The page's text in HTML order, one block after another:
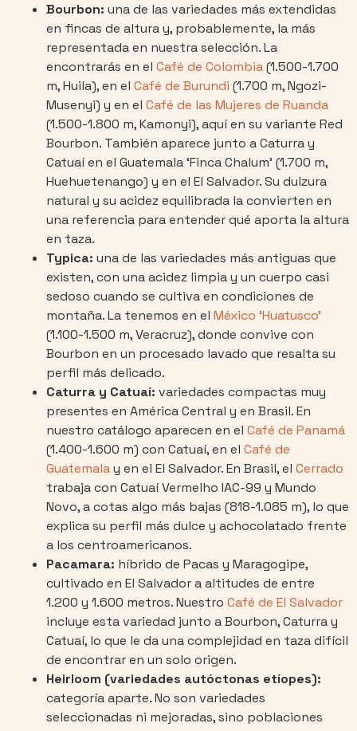
Bourbon: una de las variedades más extendidas
en fincas de altura y, probablemente, la más
representada en nuestra selección. La
encontrarás en el Café de Colombia(1.500-1.700
m, Huila), en el Café de Burundi (1.700 m, Ngozi-
Musenyi) y en el Café de las Mujeres de Ruanda
(1.500-1.800 m, Kamonyi), aquí en su variante Red
Bourbon. También aparece junto a Caturra y
Catuaí en el Guatemala ‘Finca Chalum’ (1.700 m,
Huehuetenango) y en el El Salvador. Su dulzura
natural y su acidez equilibrada la convierten en
una referencia para entender qué aporta la altura
en taza.
Typica: una de las variedades más antiguas que
existen, con una acidez limpia y un cuerpo casi
sedoso cuando se cultiva en condiciones de
montaña. La tenemos en el México ‘Huatusco’
(1.100-1.500 m, Veracruz), donde convive con
Bourbon en un procesado lavado que resalta su
perfil más delicado.
Caturra y Catuaí: variedades compactas muy
presentes en América Central y en Brasil. En
nuestro catálogo aparecen en el Café de Panamá
(1.400-1.600 m) con Catuaí, en el Café de
Guatemalay en el El Salvador. En Brasil, el Cerrado
trabaja con Catuaí Vermelho IAC-99 y Mundo
Novo, a cotas algo más bajas (818-1.085 m), lo que
explica su perfil más dulce y achocolatado frente
a los centroamericanos.
Pacamara: híbrido de Pacas y Maragogipe,
cultivado en El Salvador a altitudes de entre
1.200 y 1.600 metros. Nuestro Café de El Salvador
incluye esta variedad junto a Bourbon, Caturra y
Catuaí, lo que le da una complejidad en taza difícil
de encontrar en un solo origen.
Heirloom (variedades autóctonas etíopes):
categoría aparte. No son variedades
seleccionadas ni mejoradas, sino poblaciones